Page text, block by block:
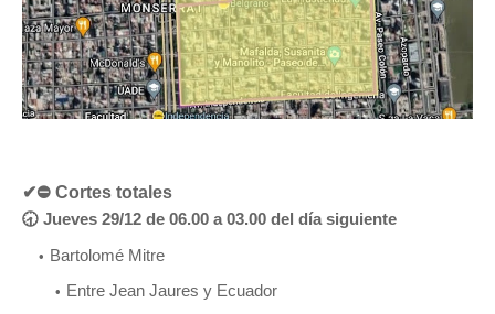
✔⛔ Cortes totales
🕣 Jueves 29/12 de 06.00 a 03.00 del día siguiente
Bartolomé Mitre
Entre Jean Jaures y Ecuador